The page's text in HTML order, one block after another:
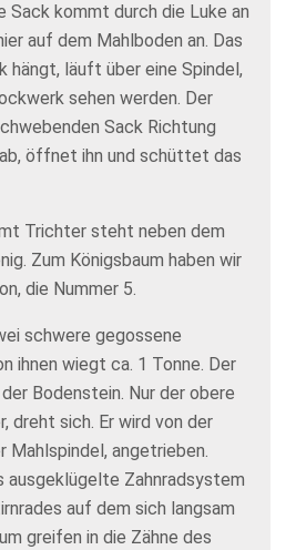
Sack kommt durch die Luke an
auf dem Mahlboden an. Das
hängt, läuft über eine Spindel,
sehen werden. Der
Sack Richtung
öffnet ihn und schüttet das
Trichter steht neben dem
Zum Königsbaum haben wir
die Nummer 5.
schwere gegossene
ihnen wiegt ca. 1 Tonne. Der
Bodenstein. Nur der obere
dreht sich. Er wird von der
Mahlspindel, angetrieben.
ausgeklügelte Zahnradsystem
auf dem sich langsam
greifen in die Zähne des